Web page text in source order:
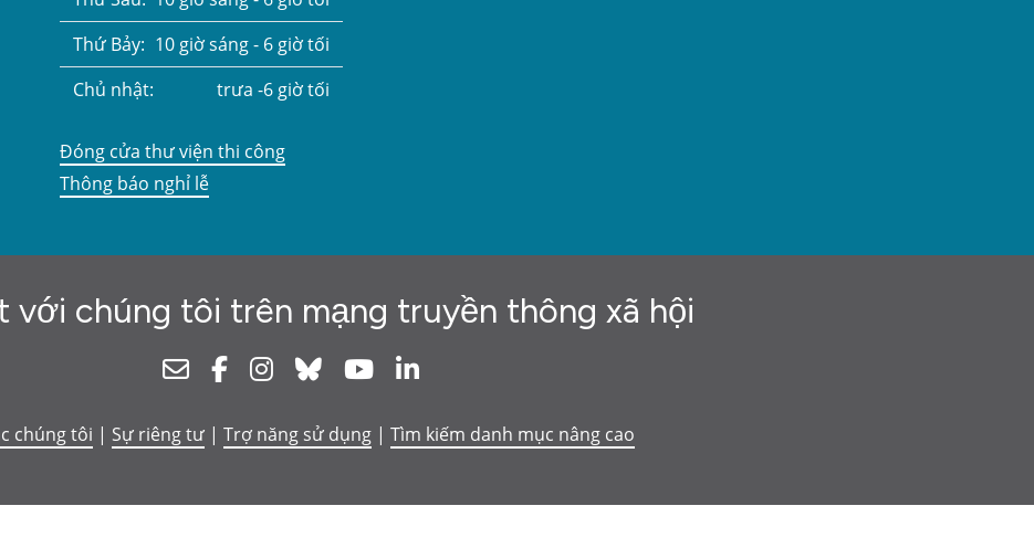
Thứ Bảy: 10 giờ sáng - 6 giờ tối
Chủ nhật:
trưa -6 giờ tối
Đóng cửa thư viện thi công
Thông báo nghỉ lễ
với chúng tôi trên mạng truyền thông xã hội
NewsletterFacebookInstagram
Bluesky Youtube
chúng tôi | Sự riêng tư| Trợ năng sử dụng| Tìm kiếm danh mục nâng cao